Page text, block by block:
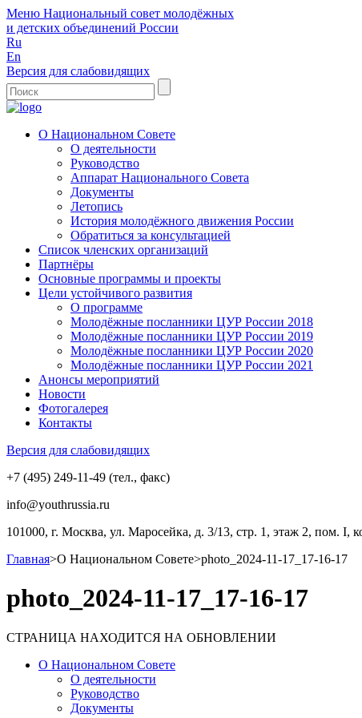
Меню Национальный совет молодёжных
и детских объединений России
Ru
En
Версия для слабовидящих
О Национальном Совете
О деятельности
Руководство
Аппарат Национального Совета
Документы
Летопись
История молодёжного движения России
Обратиться за консультацией
Список членских организаций
Партнёры
Основные программы и проекты
Цели устойчивого развития
О программе
Молодёжные посланники ЦУР России 2018
Молодёжные посланники ЦУР России 2019
Молодёжные посланники ЦУР России 2020
Молодёжные посланники ЦУР России 2021
Анонсы мероприятий
Новости
Фотогалерея
Контакты
Версия для слабовидящих
+7 (495) 249-11-49 (тел., факс)
info@youthrussia.ru
101000, г. Москва, ул. Маросейка, д. 3/13, стр. 1, этаж 2, пом. I,
Главная>О Национальном Совете>photo_2024-11-17_17-16-17
photo_2024-11-17_17-16-17
СТРАНИЦА НАХОДИТСЯ НА ОБНОВЛЕНИИ
О Национальном Совете
О деятельности
Руководство
Документы